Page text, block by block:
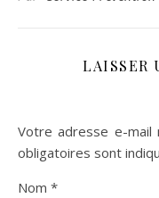
LAISSER
Votre adresse e-mail
obligatoires sont
Nom *